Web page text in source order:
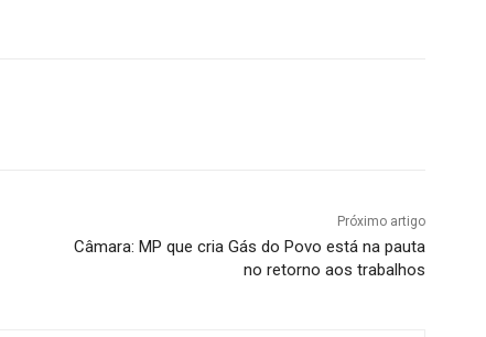
Próximo artigo
Câmara: MP que cria Gás do Povo está na pauta
no retorno aos trabalhos